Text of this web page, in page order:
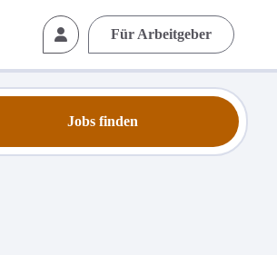
Für Arbeitgeber
Jobs finden